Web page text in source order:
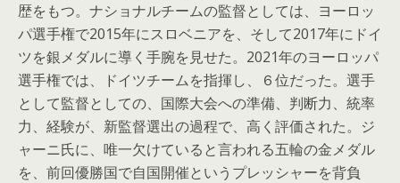
歴をもつ。ナショナルチームの監督としては、ヨーロッ
パ選手権で2015年にスロベニアを、そして2017年にドイ
ツを銀メダルに導く手腕を見せた。2021年のヨーロッパ
選手権では、ドイツチームを指揮し、６位だった。選手
として監督としての、国際大会への準備、判断力、統率
力、経験が、新監督選出の過程で、高く評価された。ジ
ャーニ氏に、唯一欠けていると言われる五輪の金メダル
を、前回優勝国で自国開催というプレッシャーを背負